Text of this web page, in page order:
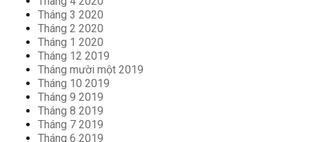
Tháng 3 2020
Tháng 2 2020
Tháng 1 2020
Tháng 12 2019
Tháng mười một 2019
Tháng 10 2019
Tháng 9 2019
Tháng 8 2019
Tháng 7 2019
Tháng 6 2019